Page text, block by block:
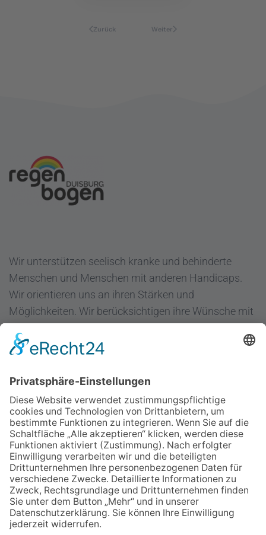
Zurück Weiter
Wir unterstützen seelisch kranke und behinderte
Menschen und Menschen mit anderen Handicaps.
Wir orientieren uns an ihren Stärken und
Möglichkeiten. Wir berücksichtigen ihre Wünsche mit
dem Ziel "Hilfe zur Selbsthilfe".
Regenbogen Duisburg gGmbH
47051 Duisburg
Telefon 0203/300 36-0
Fax 0203/300 36-20
info@regenbogen-duisburg.de
Facebook
Instagram
Youtube